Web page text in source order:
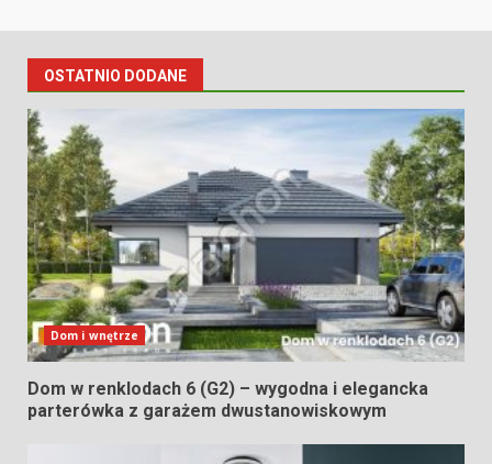
OSTATNIO DODANE
Dom i wnętrze
Dom w renklodach 6 (G2) – wygodna i elegancka
parterówka z garażem dwustanowiskowym